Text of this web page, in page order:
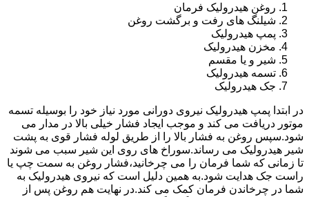
روغن هیدرولیک فرمان
شیلنگ های رفت و برگشت روغن
پمپ هیدرولیک
مخزن هیدرولیک
شیر و یا مقسم
تسمه هیدرولیک
جک هیدرولیک
در ابتدا پمپ هیدرولیک نیروی دورانی مورد نیاز خود را بوسیله تسمه
موتور دریافت می کند و موجب ایجاد فشار خیلی بالا در مدار می
شود.سپس روغن به فشار بالا را از طریق لوله فشار قوی به پشت
شیر هیدرولیک می رساند.سوراخ های روی این شیر سبب می شوند
تا زمانی که شما فرمان را می چرخانید،فشار روغن به سمت چپ یا
راست جک هدایت شود.به همین دلیل است که نیروی هیدرولیک به
شما در چرخاندن فرمان کمک می کند.در نهایت هم روغن پس از